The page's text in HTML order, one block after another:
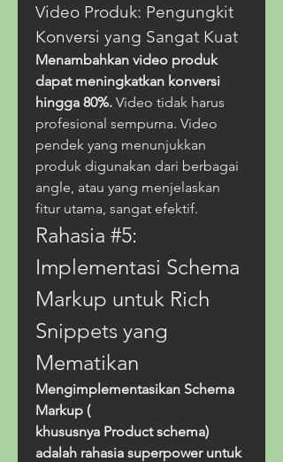
Video Produk: Pengungkit
Konversi yang Sangat Kuat
Menambahkan video produk
dapat meningkatkan konversi
hingga 80%. Video tidak harus
profesional sempurna. Video
pendek yang menunjukkan
produk digunakan dari berbagai
angle, atau yang menjelaskan
fitur utama, sangat efektif.
Rahasia #5:
Implementasi Schema
Markup untuk Rich
Snippets yang
Mematikan
Mengimplementasikan Schema
Markup (
khususnya Product schema)
adalah rahasia superpower untuk